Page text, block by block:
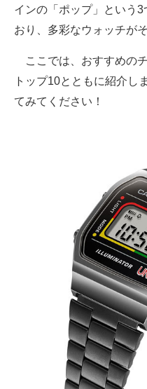
スマホと通信の最新トレンド
進化するPCとデバイスの未来
好きが集まる 比べて選べる
ビジネスと働き方のヒント
経営リーダーのコミュニティ
マーケ×ITの今がよく分かる
ITエンジニア向け専門サイト
企業向けIT製品の総合サイト
IT製品の技術・比較・事例
製造業のIT導入・活用を支援
モノづくり技術者専門サイト
インの「ポップ」という
おり、多彩なウォッチが
ここでは、おすすめの
トップ10とともに紹介し
てみてください！